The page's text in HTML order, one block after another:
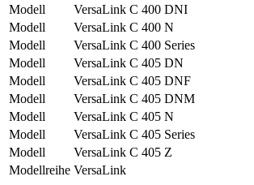
Modell
VersaLink C 400 DNI
Modell
VersaLink C 400 N
Modell
VersaLink C 400 Series
Modell
VersaLink C 405 DN
Modell
VersaLink C 405 DNF
Modell
VersaLink C 405 DNM
Modell
VersaLink C 405 N
Modell
VersaLink C 405 Series
Modell
VersaLink C 405 Z
Modellreihe VersaLink